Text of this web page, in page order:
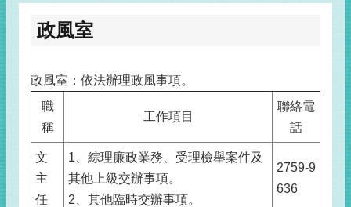
政風室
政風室：依法辦理政風事項。
職
稱
工作項目
聯絡電
話
文
主
任
1、綜理廉政業務、受理檢舉案件及
其他上級交辦事項。
2、其他臨時交辦事項。
2759-9
636